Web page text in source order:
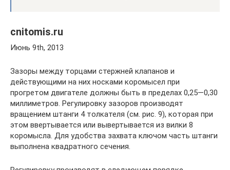
cnitomis.ru
Июнь 9th, 2013
Зазоры между торцами стержней клапанов и
действующими на них носками коромысел при
прогретом двигателе должны быть в пределах 0,25—0,30
миллиметров. Регулировку зазоров производят
вращением штанги 4 толкателя (см. рис. 9), которая при
этом ввертывается или вывертывается из вилки 8
коромысла. Для удобства захвата ключом часть штанги
выполнена квадратного сечения.